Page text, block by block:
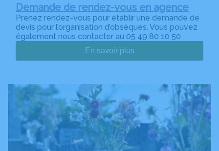
Demande de rendez-vous en agence
Prenez rendez-vous pour établir une demande de
devis pour l’organisation d’obsèques. Vous pouvez
également nous contacter au 05 49 80 10 50
En savoir plus